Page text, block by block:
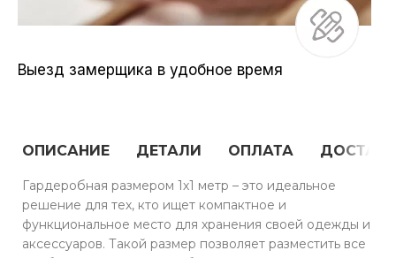
Выезд замерщика в удобное время
ОПИСАНИЕ ДЕТАЛИ ОПЛАТА
Гардеробная размером 1х1 метр – это идеальное
решение для тех, кто ищет компактное и
функциональное место для хранения своей одежды и
аксессуаров. Такой размер позволяет разместить все